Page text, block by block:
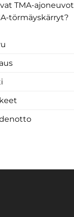
TMA-ajoneuvot
törmäyskärryt?